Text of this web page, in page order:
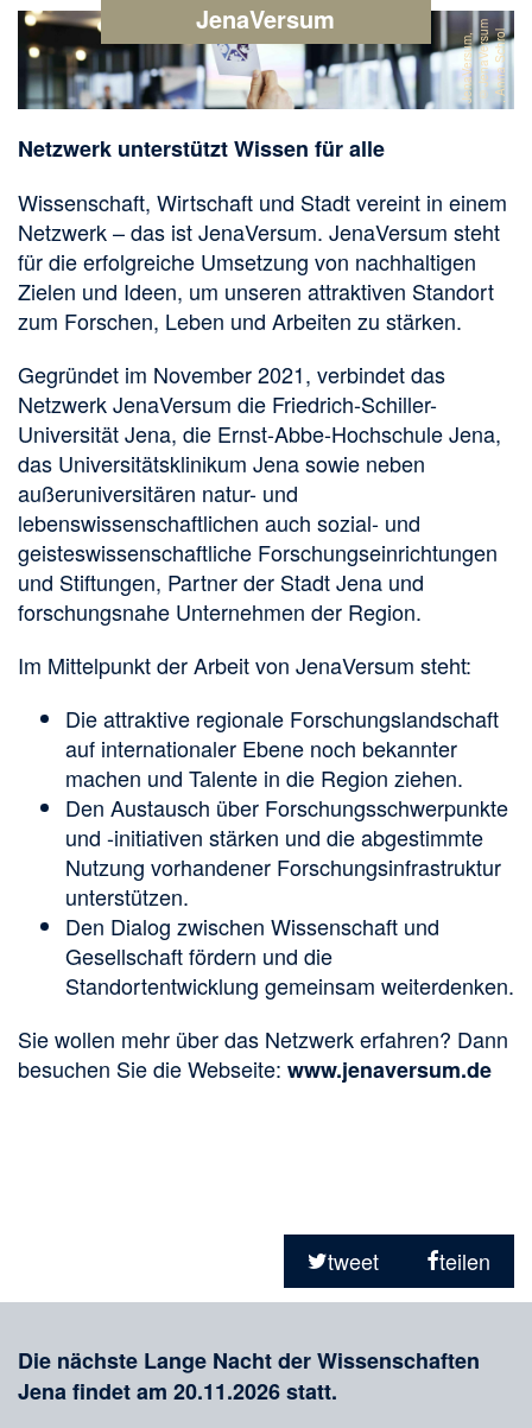
JenaVersum
Image
J
e
n
a
V
e
r
s
u
m
,
©
J
e
n
a
V
e
r
s
um
,
A
n
n
a
S
c
h
r ol
Netzwerk unterstützt Wissen für alle
Wissenschaft, Wirtschaft und Stadt vereint in einem
Netzwerk – das ist JenaVersum. JenaVersum steht
für die erfolgreiche Umsetzung von nachhaltigen
Zielen und Ideen, um unseren attraktiven Standort
zum Forschen, Leben und Arbeiten zu stärken.
Gegründet im November 2021, verbindet das
Netzwerk JenaVersum die Friedrich-Schiller-
Universität Jena, die Ernst-Abbe-Hochschule Jena,
das Universitätsklinikum Jena sowie neben
außeruniversitären natur- und
lebenswissenschaftlichen auch sozial- und
geisteswissenschaftliche Forschungseinrichtungen
und Stiftungen, Partner der Stadt Jena und
forschungsnahe Unternehmen der Region.
Im Mittelpunkt der Arbeit von JenaVersum steht:
Die attraktive regionale Forschungslandschaft
auf internationaler Ebene noch bekannter
machen und Talente in die Region ziehen.
Den Austausch über Forschungsschwerpunkte
und -initiativen stärken und die abgestimmte
Nutzung vorhandener Forschungsinfrastruktur
unterstützen.
Den Dialog zwischen Wissenschaft und
Gesellschaft fördern und die
Standortentwicklung gemeinsam weiterdenken.
Sie wollen mehr über das Netzwerk erfahren? Dann
besuchen Sie die Webseite: www.jenaversum.de
tweet
teilen
Die nächste Lange Nacht der Wissenschaften
Jena findet am 20.11.2026 statt.